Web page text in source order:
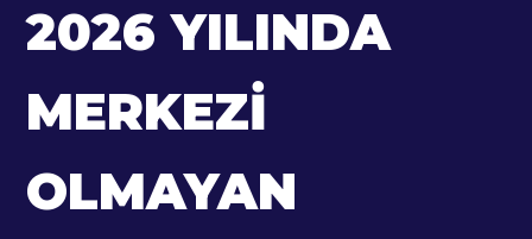
2026 YILINDA
MERKEZI
OLMAYAN